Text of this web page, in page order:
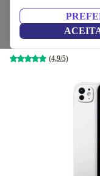
iPad Pro
8 GB | 256 GB |
(4,9/5)